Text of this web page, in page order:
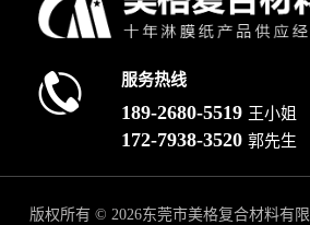
服务热线
189-2680-5519 王小姐
172-7938-3520 郭先生
版权所有 © 2026东莞市美格复合材料有限